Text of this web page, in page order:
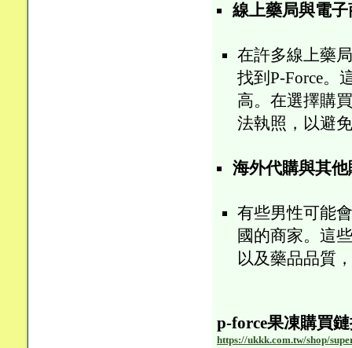
線上藥局與電
在許多線上藥
找到P-Force。
高。在選擇購
法執照，以避
海外代購與其
有些男性可能
國的商家。這
以及藥品品質
p-force果凍購買
https://ukkk.com.tw/shop/